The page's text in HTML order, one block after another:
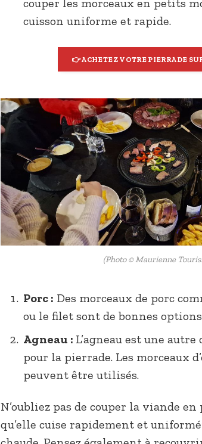
couper les morceaux en petits
cuisson uniforme et rapide.
👉ACHETEZ VOTRE PIERRADE
(Photo © Maurienne
Porc : Des morceaux de porc
ou le filet sont de bonnes
Agneau : L’agneau est une
pour la pierrade. Les morceaux
peuvent être utilisés.
N’oubliez pas de couper la viande
qu’elle cuise rapidement et